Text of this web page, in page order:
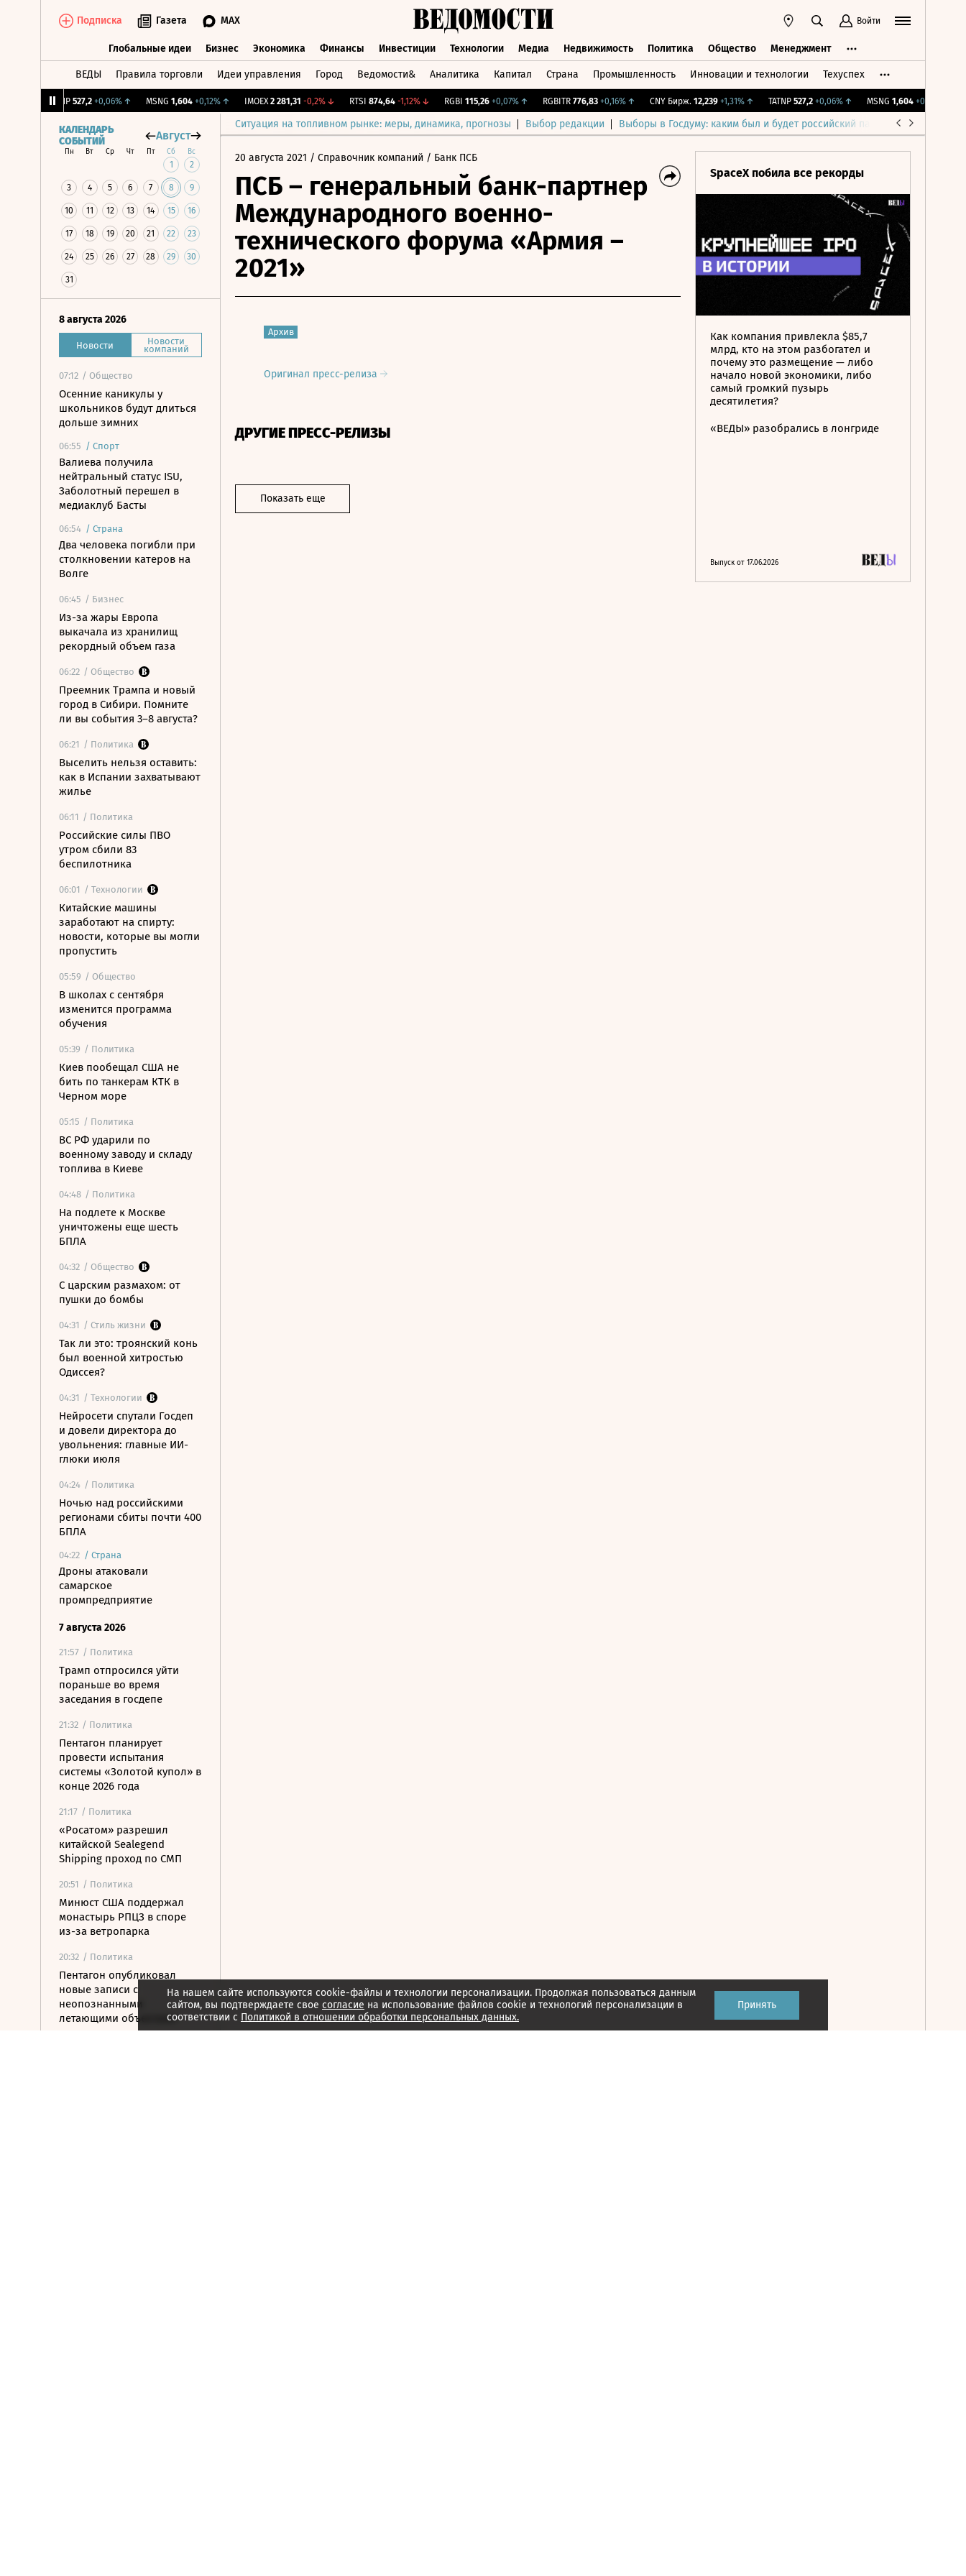
Подписка Газета MAX Войти
Глобальные идеи Бизнес Экономика Финансы Инвестиции Технологии Медиа Недвижимость Политика Общество Менеджмент
ВЕДЫ Правила торговли Идеи управления Город Ведомости& Аналитика Капитал Страна Промышленность Инновации и технологии Техуспех
527,2 +0,06%↑ MSNG 1,604 +0,12% ↑ IMOEX 2 281,31 -0,2%↓ RTSI 874,64 -1,12% ↓ RGBI 115,26 +0,07%↑ RGBITR 776,83 +0,16% ↑ CNY Бирж. 12,239 +1,31%↑ TATNP 527,2 +0,06%↑ MSNG 1,604 +0,12%
Ситуация на топливном рынке: меры, динамика, прогнозы Выбор редакции Выборы в Госдуму: каким был и будет российский парламент
КАЛЕНДАРЬ
СОБЫТИЙ
Август
Пн Вт Ср Чт Пт Сб Вс
1 2
3 4 5 6 7 8 9
10 11 12 13 14 15 16
17 18 19 20 21 22 23
24 25 26 27 28 29 30
31
8 августа 2026
Новости Новости
компаний
07:12 / Общество
Осенние каникулы у
школьников будут длиться
дольше зимних
06:55 / Спорт
Валиева получила
нейтральный статус ISU,
Заболотный перешел в
медиаклуб Басты
06:54 / Страна
Два человека погибли при
столкновении катеров на
Волге
06:45 / Бизнес
Из-за жары Европа
выкачала из хранилищ
рекордный объем газа
06:22 / Общество
Преемник Трампа и новый
город в Сибири. Помните
ли вы события 3–8 августа?
06:21 / Политика
Выселить нельзя оставить:
как в Испании захватывают
жилье
06:11 / Политика
Российские силы ПВО
утром сбили 83
беспилотника
06:01 / Технологии
Китайские машины
заработают на спирту:
новости, которые вы могли
пропустить
05:59 / Общество
В школах с сентября
изменится программа
обучения
05:39 / Политика
Киев пообещал США не
бить по танкерам КТК в
Черном море
05:15 / Политика
ВС РФ ударили по
военному заводу и складу
топлива в Киеве
04:48 / Политика
На подлете к Москве
уничтожены еще шесть
БПЛА
04:32 / Общество
С царским размахом: от
пушки до бомбы
04:31 / Стиль жизни
Так ли это: троянский конь
был военной хитростью
Одиссея?
04:31 / Технологии
Нейросети спутали Госдеп
и довели директора до
увольнения: главные ИИ-
глюки июля
04:24 / Политика
Ночью над российскими
регионами сбиты почти 400
БПЛА
04:22 / Страна
Дроны атаковали
самарское
промпредприятие
7 августа 2026
21:57 / Политика
Трамп отпросился уйти
пораньше во время
заседания в госдепе
21:32 / Политика
Пентагон планирует
провести испытания
системы «Золотой купол» в
конце 2026 года
21:17 / Политика
«Росатом» разрешил
китайской Sealegend
Shipping проход по СМП
20:51 / Политика
Минюст США поддержал
монастырь РПЦЗ в споре
из-за ветропарка
20:32 / Политика
Пентагон опубликовал
новые записи с
неопознанными
летающими объектами
20 августа 2021 / Справочник компаний / Банк ПСБ
ПСБ – генеральный банк-партнер
Международного военно-
технического форума «Армия –
2021»
Архив
Оригинал пресс-релиза
ДРУГИЕ ПРЕСС-РЕЛИЗЫ
Показать еще
SpaceX побила все рекорды
Как компания привлекла $85,7
млрд, кто на этом разбогател и
почему это размещение — либо
начало новой экономики, либо
самый громкий пузырь
десятилетия?
«ВЕДЫ» разобрались в лонгриде
Выпуск от 17.06.2026
На нашем сайте используются cookie-файлы и технологии персонализации. Продолжая пользоваться данным
сайтом, вы подтверждаете свое согласие на использование файлов cookie и технологий персонализации в
соответствии с Политикой в отношении обработки персональных данных.
Принять